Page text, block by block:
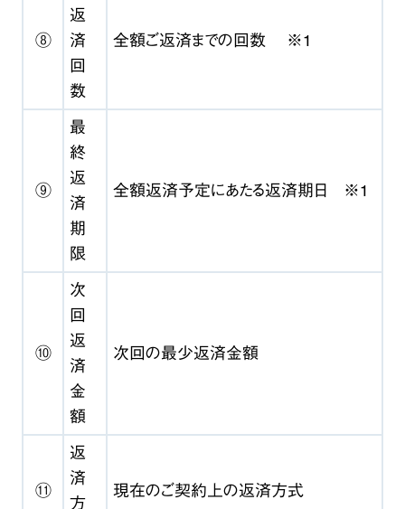
⑧
返
済
回
数
全額ご返済までの回数 ※1
⑨
最
終
返
済
期
限
全額返済予定にあたる返済期日 ※1
⑩
次
回
返
済
金
額
次回の最少返済金額
⑪
返
済
方
現在のご契約上の返済方式